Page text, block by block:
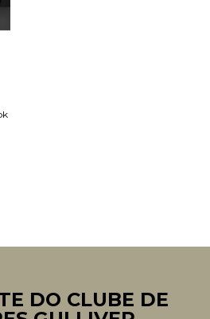
DO CLUBE DE